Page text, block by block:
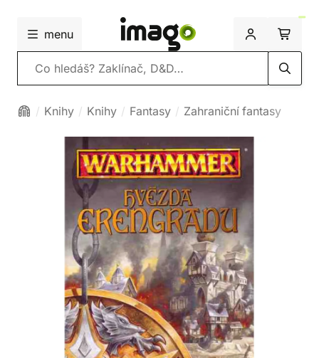
menu
Vyhledávání
Knihy Knihy Fantasy Zahraniční fantasy